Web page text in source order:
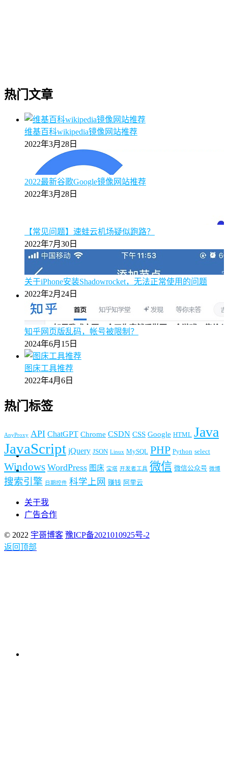
热门文章
维基百科wikipedia镜像网站推荐
2022年3月28日
2022最新谷歌Google镜像网站推荐
2022年3月28日
【常见问题】速蛙云机场疑似跑路？
2022年7月30日
关于iPhone安装Shadowrocket，无法正常使用的问题
2022年2月24日
知乎网页版乱码，帐号被限制？
2024年6月15日
图床工具推荐
2022年4月6日
热门标签
AnyProxy API ChatGPT Chrome CSDN CSS Google HTML Java
JavaScript jQuery JSON Linux MySQL PHP Python select
Windows WordPress 图床 宝塔 开发者工具 微信 微信公众号 微博
搜索引擎 日期控件 科学上网 赚钱 阿里云
关于我
广告合作
© 2022 宇哥博客 豫ICP备2021010925号-2
返回顶部